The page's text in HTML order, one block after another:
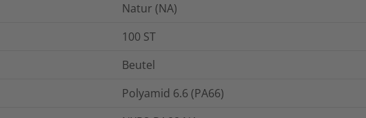
Natur (NA)
100 ST
Beutel
Polyamid 6.6 (PA66)